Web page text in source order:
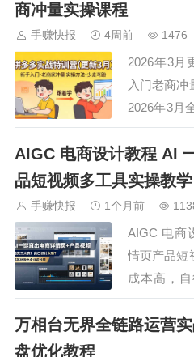
训营由拥
商冲量实操课程
手赚快报 4周前 1476
2026年3月
入门老商冲
2026年3月
至今，覆盖
想快速入门
量提利，
SKU布局、
AIGC 电商设计教程 AI
品短视频多工具实操教学
手赚快报 1个月前
AIGC 电商
情页产品短
成本高，
AIGC 电商
题，课程
万相台无界全链路运营
盘优化教程